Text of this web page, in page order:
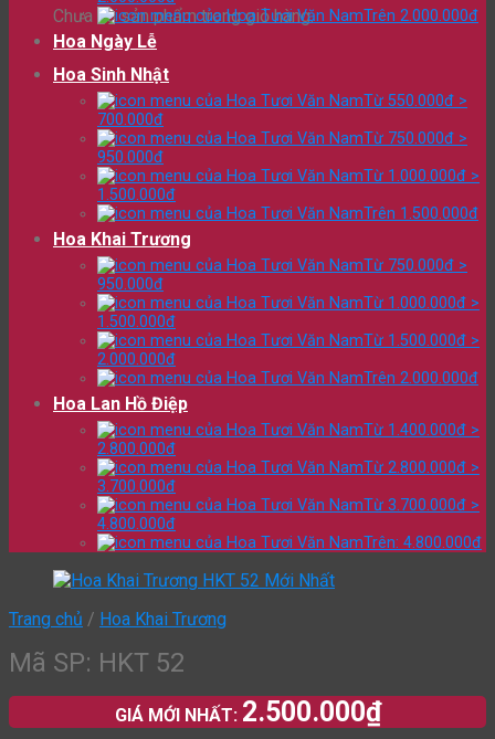
Chưa có sản phẩm trong giỏ hàng.
Trên 2.000.000đ
Hoa Ngày Lễ
Hoa Sinh Nhật
Từ 550.000đ >
700.000đ
Từ 750.000đ >
950.000đ
Từ 1.000.000đ >
1.500.000đ
Trên 1.500.000đ
Hoa Khai Trương
Từ 750.000đ >
950.000đ
Từ 1.000.000đ >
1.500.000đ
Từ 1.500.000đ >
2.000.000đ
Trên 2.000.000đ
Hoa Lan Hồ Điệp
Từ 1.400.000đ >
2.800.000đ
Từ 2.800.000đ >
3.700.000đ
Từ 3.700.000đ >
4.800.000đ
Trên: 4.800.000đ
Trang chủ / Hoa Khai Trương
Mã SP: HKT 52
GIÁ MỚI NHẤT: 2.500.000₫